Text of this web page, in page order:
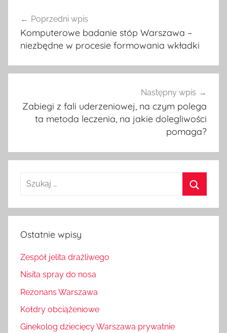
wpisu
Poprzedni wpis
Komputerowe badanie stóp Warszawa –
niezbędne w procesie formowania wkładki
Następny wpis
Zabiegi z fali uderzeniowej, na czym polega
ta metoda leczenia, na jakie dolegliwości
pomaga?
Szukaj:
Ostatnie wpisy
Zespół jelita drażliwego
Nisita spray do nosa
Rezonans Warszawa
Kołdry obciążeniowe
Ginekolog dziecięcy Warszawa prywatnie